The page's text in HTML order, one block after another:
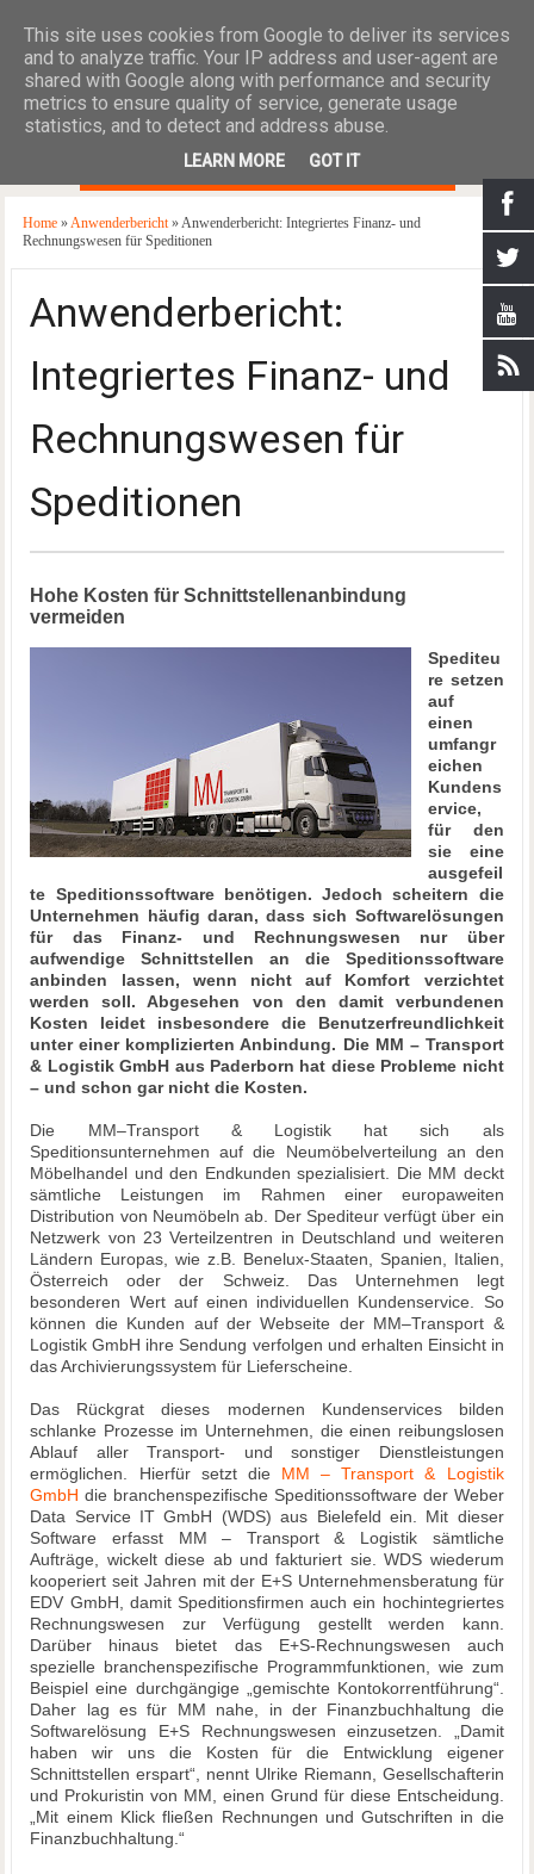
Home»Anwenderbericht» Anwenderbericht: Integriertes Finanz- und
Rechnungswesen für Speditionen
Anwenderbericht:
Integriertes Finanz- und
Rechnungswesen für
Speditionen
Hohe Kosten für Schnittstellenanbindung
vermeiden
Spediteu
re setzen
auf
einen
umfangr
eichen
Kundens
ervice,
für den
sie eine
ausgefeil
te Speditionssoftware benötigen. Jedoch scheitern die
Unternehmen häufig daran, dass sich Softwarelösungen
für das Finanz- und Rechnungswesen nur über
aufwendige Schnittstellen an die Speditionssoftware
anbinden lassen, wenn nicht auf Komfort verzichtet
werden soll. Abgesehen von den damit verbundenen
Kosten leidet insbesondere die Benutzerfreundlichkeit
unter einer komplizierten Anbindung. Die MM – Transport
& Logistik GmbH aus Paderborn hat diese Probleme nicht
– und schon gar nicht die Kosten.
Die MM–Transport & Logistik hat sich als
Speditionsunternehmen auf die Neumöbelverteilung an den
Möbelhandel und den Endkunden spezialisiert. Die MM deckt
sämtliche Leistungen im Rahmen einer europaweiten
Distribution von Neumöbeln ab. Der Spediteur verfügt über ein
Netzwerk von 23 Verteilzentren in Deutschland und weiteren
Ländern Europas, wie z.B. Benelux-Staaten, Spanien, Italien,
Österreich oder der Schweiz. Das Unternehmen legt
besonderen Wert auf einen individuellen Kundenservice. So
können die Kunden auf der Webseite der MM–Transport &
Logistik GmbH ihre Sendung verfolgen und erhalten Einsicht in
das Archivierungssystem für Lieferscheine.
Das Rückgrat dieses modernen Kundenservices bilden
schlanke Prozesse im Unternehmen, die einen reibungslosen
Ablauf aller Transport- und sonstiger Dienstleistungen
ermöglichen. Hierfür setzt die MM – Transport & Logistik
GmbH die branchenspezifische Speditionssoftware der Weber
Data Service IT GmbH (WDS) aus Bielefeld ein. Mit dieser
Software erfasst MM – Transport & Logistik sämtliche
Aufträge, wickelt diese ab und fakturiert sie. WDS wiederum
kooperiert seit Jahren mit der E+S Unternehmensberatung für
EDV GmbH, damit Speditionsfirmen auch ein hochintegriertes
Rechnungswesen zur Verfügung gestellt werden kann.
Darüber hinaus bietet das E+S-Rechnungswesen auch
spezielle branchenspezifische Programmfunktionen, wie zum
Beispiel eine durchgängige „gemischte Kontokorrentführung“.
Daher lag es für MM nahe, in der Finanzbuchhaltung die
Softwarelösung E+S Rechnungswesen einzusetzen. „Damit
haben wir uns die Kosten für die Entwicklung eigener
Schnittstellen erspart“, nennt Ulrike Riemann, Gesellschafterin
und Prokuristin von MM, einen Grund für diese Entscheidung.
„Mit einem Klick fließen Rechnungen und Gutschriften in die
Finanzbuchhaltung.“
This site uses cookies from Google to deliver its services
and to analyze traffic. Your IP address and user-agent are
shared with Google along with performance and security
metrics to ensure quality of service, generate usage
statistics, and to detect and address abuse.
LEARN MORE GOT IT